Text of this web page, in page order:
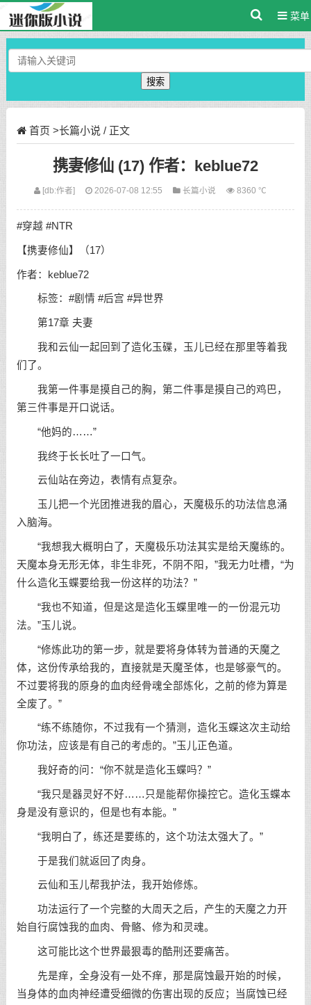
菜单
搜索
首页 >长篇小说 / 正文
携妻修仙 (17) 作者：keblue72
[db:作者] 2026-07-08 12:55 长篇小说 8360 ℃
#穿越 #NTR
【携妻修仙】（17）
作者：keblue72
标签：#剧情 #后宫 #异世界
第17章 夫妻
我和云仙一起回到了造化玉碟，玉儿已经在那里等着我
们了。
我第一件事是摸自己的胸，第二件事是摸自己的鸡巴，
第三件事是开口说话。
“他妈的……”
我终于长长吐了一口气。
云仙站在旁边，表情有点复杂。
玉儿把一个光团推进我的眉心，天魔极乐的功法信息涌
入脑海。
“我想我大概明白了，天魔极乐功法其实是给天魔练的。
天魔本身无形无体，非生非死，不阴不阳，”我无力吐槽，“为
什么造化玉蝶要给我一份这样的功法？”
“我也不知道，但是这是造化玉蝶里唯一的一份混元功
法。”玉儿说。
“修炼此功的第一步，就是要将身体转为普通的天魔之
体，这份传承给我的，直接就是天魔圣体，也是够豪气的。
不过要将我的原身的血肉经骨魂全部炼化，之前的修为算是
全废了。”
“练不练随你，不过我有一个猜测，造化玉蝶这次主动给
你功法，应该是有自己的考虑的。”玉儿正色道。
我好奇的问：“你不就是造化玉蝶吗？”
“我只是器灵好不好……只是能帮你操控它。造化玉蝶本
身是没有意识的，但是也有本能。”
“我明白了，练还是要练的，这个功法太强大了。”
于是我们就返回了肉身。
云仙和玉儿帮我护法，我开始修炼。
功法运行了一个完整的大周天之后，产生的天魔之力开
始自行腐蚀我的血肉、骨骼、修为和灵魂。
这可能比这个世界最狠毒的酷刑还要痛苦。
先是痒，全身没有一处不痒，那是腐蚀最开始的时候，
当身体的血肉神经遭受细微的伤害出现的反应；当腐蚀已经